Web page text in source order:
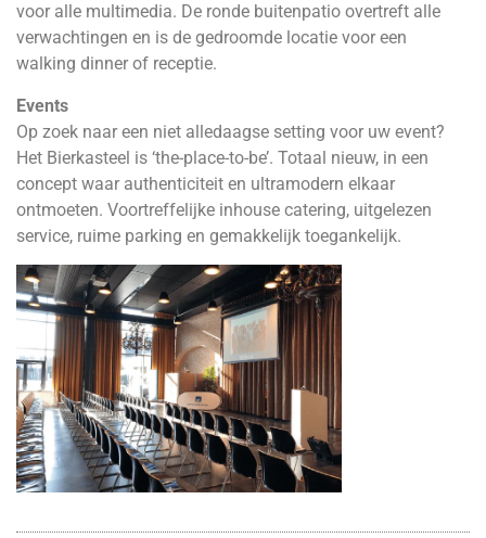
voor alle multimedia. De ronde buitenpatio overtreft alle
verwachtingen en is de gedroomde locatie voor een
walking dinner of receptie.
Events
Op zoek naar een niet alledaagse setting voor uw event?
Het Bierkasteel is ‘the-place-to-be’. Totaal nieuw, in een
concept waar authenticiteit en ultramodern elkaar
ontmoeten. Voortreffelijke inhouse catering, uitgelezen
service, ruime parking en gemakkelijk toegankelijk.